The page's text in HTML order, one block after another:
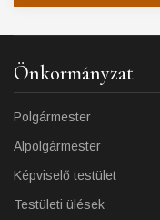
Önkormányzat
Polgármester
Alpolgármester
Képviselő testület
Testületi ülések